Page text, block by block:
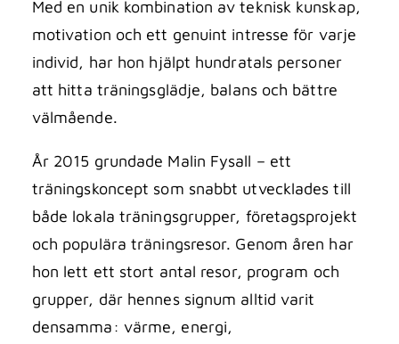
Med en unik kombination av teknisk kunskap,
motivation och ett genuint intresse för varje
individ, har hon hjälpt hundratals personer
att hitta träningsglädje, balans och bättre
välmående.
År 2015 grundade Malin Fysall – ett
träningskoncept som snabbt utvecklades till
både lokala träningsgrupper, företagsprojekt
och populära träningsresor. Genom åren har
hon lett ett stort antal resor, program och
grupper, där hennes signum alltid varit
densamma: värme, energi,